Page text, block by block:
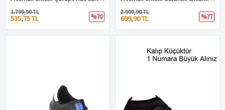
535,75 TL
1.799,90 TL
%70 699,90 TL
2.999,90 TL
%77